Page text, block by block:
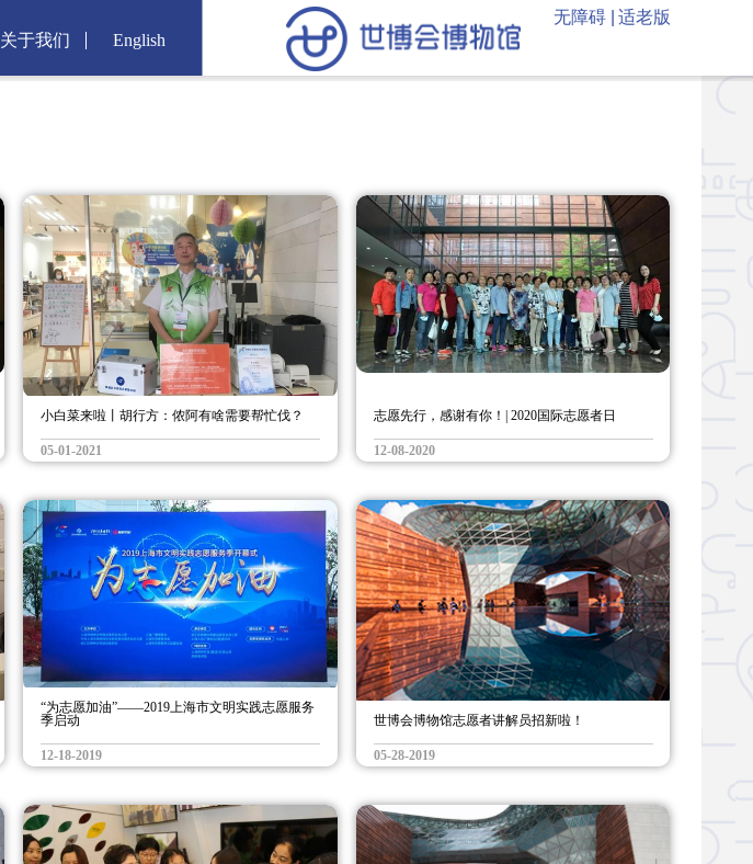
关于我们 English
无障碍 | 适老版
小白菜来啦丨胡行方：侬阿有啥需要帮忙伐？
05-01-2021
志愿先行，感谢有你！| 2020国际志愿者日
12-08-2020
“为志愿加油”——2019上海市文明实践志愿服务
季启动
12-18-2019
世博会博物馆志愿者讲解员招新啦！
05-28-2019